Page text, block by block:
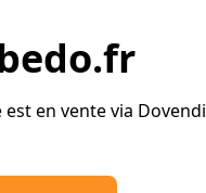
en vente via Dovendi